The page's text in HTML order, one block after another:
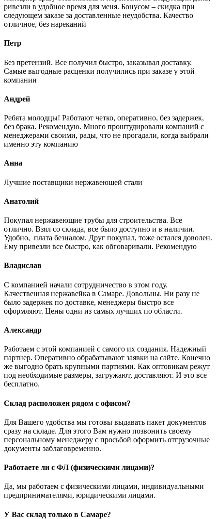
ривезли в удобное время для меня. Бонусом – скидка при
следующем заказе за доставленные неудобства. Качество
отличное, без нареканий
Петр
Без претензий. Все получил быстро, заказывал доставку.
Самые выгодные расценки получились при заказе у этой
компании
Андрей
Ребята молодцы! Работают четко, оперативно, без задержек,
без брака. Рекомендую. Много проштудировали компаний с
менеджерами своими, рады, что не прогадали, когда выбрали
именно эту компанию
Анна
Лучшие поставщики нержавеющей стали
Анатолий
Покупал нержавеющие трубы для строительства. Все
отлично. Взял со склада, все было доступно и в наличии.
Удобно, плата безналом. Друг покупал, тоже остался доволен.
Ему привезли все быстро, как обговаривали. Рекомендую
Владислав
С компанией начали сотрудничество в этом году.
Качественная нержавейка в Самаре. Довольны. Ни разу не
было задержек по доставке, менеджеры быстро все
оформляют. Цены одни из самых лучших по области.
Александр
Работаем с этой компанией с самого их создания. Надежный
партнер. Оперативно обрабатывают заявки на сайте. Конечно
же выгодно брать крупными партиями. Как оптовикам режут
под необходимые размеры, загружают, доставляют. И это все
бесплатно.
Склад расположен рядом с офисом?
Для Вашего удобства мы готовы выдавать пакет документов
сразу на складе. Для этого Вам нужно позвонить своему
персональному менеджеру с просьбой оформить отгрузочные
документы заблаговременно.
Работаете ли с ФЛ (физическими лицами)?
Да, мы работаем с физическими лицами, индивидуальными
предпринимателями, юридическими лицами.
У Вас склад только в Самаре?